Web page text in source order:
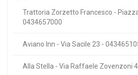
Trattoria Zorzetto Francesco -
0434657000
Aviano Inn - Via Sacile 23 -
Alla Stella - Via Raffaele Zovenzoni